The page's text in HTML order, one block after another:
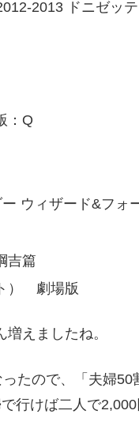
2013 ドニゼッテ
：Q
ウィザード&フォ
吉篇
） 劇場版
えましたね。
たので、「夫婦
行けば二人で